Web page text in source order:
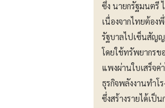
ซึ่ง นายกรัฐมนตรี
เนื่องจากไทยต้อ
รัฐบาลไปเซ็นสัญ
โดยใช้ทรัพยากรข
แพงผ่านใบเสร็จ
ธุรกิจพลังงานทำ
ซึ่งสร้างรายได้เป็